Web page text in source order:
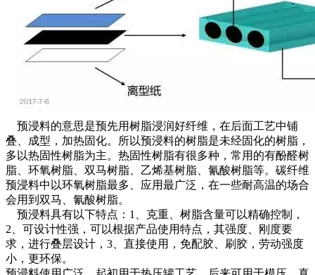
预浸料的意思是预先用树脂浸润好纤维，在后面工艺中铺
叠、成型，加热固化。所以预浸料的树脂是未经固化的树脂，
多以热固性树脂为主。热固性树脂有很多种，常用的有酚醛树
脂、环氧树脂、双马树脂、乙烯基树脂、氰酸树脂等。碳纤维
预浸料中以环氧树脂最多、应用最广泛，在一些耐高温的场合
会用到双马、氰酸树脂。
预浸料具有以下特点：1、克重、树脂含量可以精确控制，
2、可设计性强，可以根据产品使用特点，其强度、刚度要
求，进行叠层设计，3、直接使用，免配胶、刷胶，劳动强度
小，更环保。